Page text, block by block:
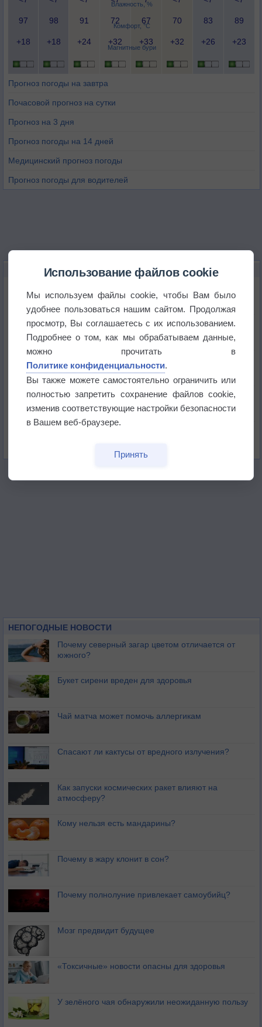
Влажность, %
Комфорт, °C
Магнитные бури
97 98 91 72 67 70 83 89
+18 +18 +24 +32 +33 +32 +26 +23
Прогноз погоды на завтра
Почасовой прогноз на сутки
Прогноз на 3 дня
Прогноз погоды на 14 дней
Медицинский прогноз погоды
Прогноз погоды для водителей
НОВОЕ О ПОГОДЕ
Приложение построит маршрут через тень
Атмосфера начала замерзать
В Приморье обнаружены морские волны тепла
Изменение климата повлияло на ареал обитания
НЕПОГОДНЫЕ НОВОСТИ
Почему северный загар цветом отличается от
южного?
Букет сирени вреден для здоровья
Чай матча может помочь аллергикам
Спасают ли кактусы от вредного излучения?
Как запуски космических ракет влияют на
атмосферу?
Кому нельзя есть мандарины?
Почему в жару клонит в сон?
Почему полнолуние привлекает самоубийц?
Мозг предвидит будущее
«Токсичные» новости опасны для здоровья
У зелёного чая обнаружили неожиданную пользу
Использование файлов cookie
Мы используем файлы cookie, чтобы Вам было
удобнее пользоваться нашим сайтом. Продолжая
просмотр, Вы соглашаетесь с их использованием.
Подробнее о том, как мы обрабатываем данные,
можно прочитать в
Политике конфиденциальности.
Вы также можете самостоятельно ограничить или
полностью запретить сохранение файлов cookie,
изменив соответствующие настройки безопасности
в Вашем веб-браузере.
Принять